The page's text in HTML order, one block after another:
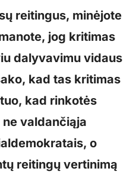
reitingus, minėjote
jog kritimas
dalyvavimu vidaus
kad tas kritimas
kad rinkotės
valdančiąja
o
reitingų vertinimą